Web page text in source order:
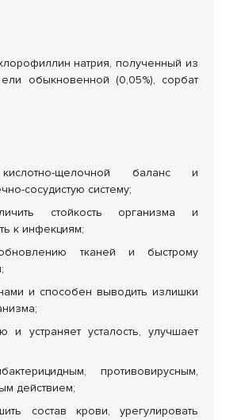
натрия, полученный из
обыкновенной (0,05%), сорбат
щелочной баланс и
сосудистую систему;
стойкость организма и
к инфекциям;
тканей и быстрому
и способен выводить излишки
и устраняет усталость, улучшает
противовирусным,
действием;
состав крови, урегулировать